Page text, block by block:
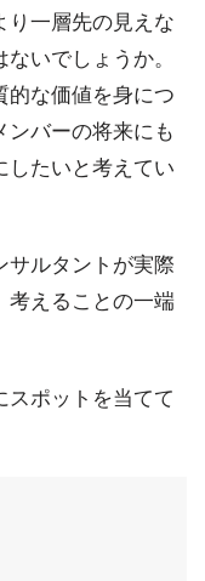
り一層先の見えな
いでしょうか。
的な価値を身につ
ンバーの将来にも
したいと考えてい
サルタントが実際
考えることの一端
スポットを当てて